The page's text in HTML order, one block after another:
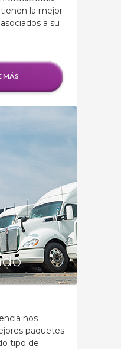
la mejor
a su
MÁS
nos
paquetes
tipo de